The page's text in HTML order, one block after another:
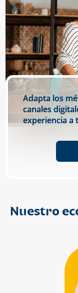
Adapta los
canales
experiencia a
Nuestro